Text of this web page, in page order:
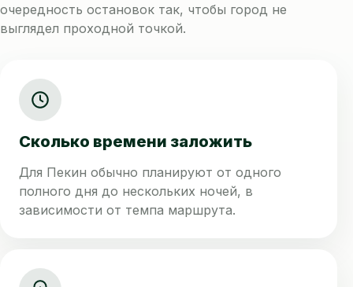
очередность остановок так, чтобы город не
выглядел проходной точкой.
Сколько времени заложить
Для Пекин обычно планируют от одного
полного дня до нескольких ночей, в
зависимости от темпа маршрута.